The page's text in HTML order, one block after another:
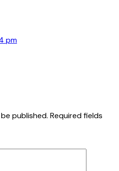
pm
published. Required fields